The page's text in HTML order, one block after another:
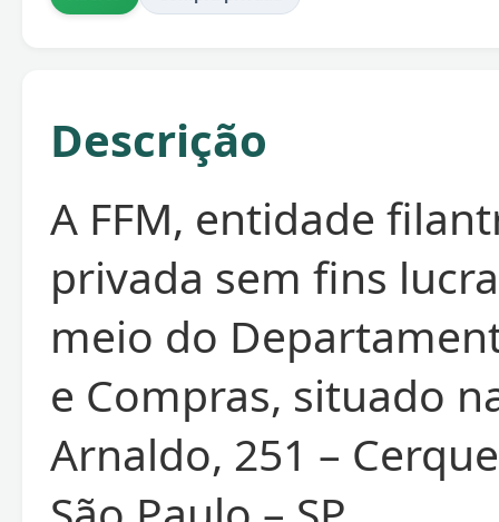
Descrição
A FFM, entidade
privada sem fins
meio do
e Compras, situado
Arnaldo, 251 –